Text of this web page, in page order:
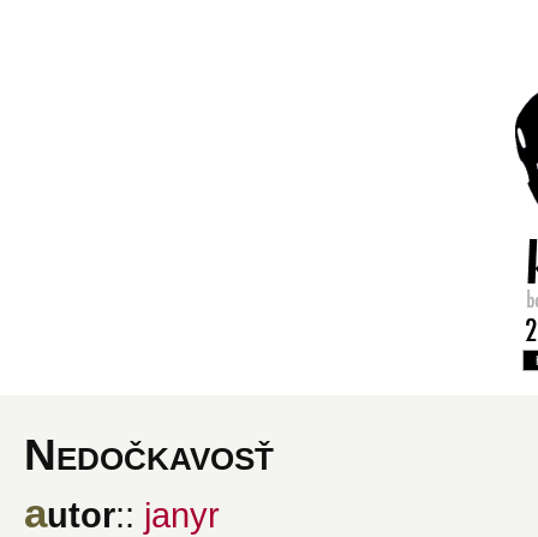
Nedočkavosť
autor:: janyr